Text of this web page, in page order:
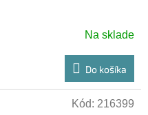
Na sklade
Do košíka
Kód: 216399